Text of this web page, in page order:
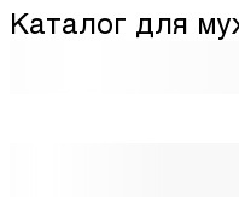
Каталог для